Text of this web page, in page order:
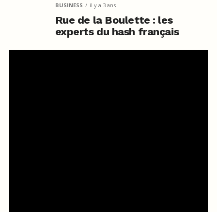
BUSINESS il y a 3 ans
Rue de la Boulette : les
experts du hash français